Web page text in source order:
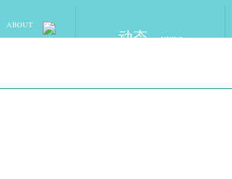
ABOUT
动态NEWS